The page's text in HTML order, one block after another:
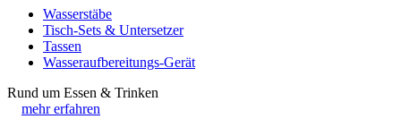
Wasserstäbe
Tisch-Sets & Untersetzer
Tassen
Wasseraufbereitungs-Gerät
Rund um Essen & Trinken
mehr erfahren